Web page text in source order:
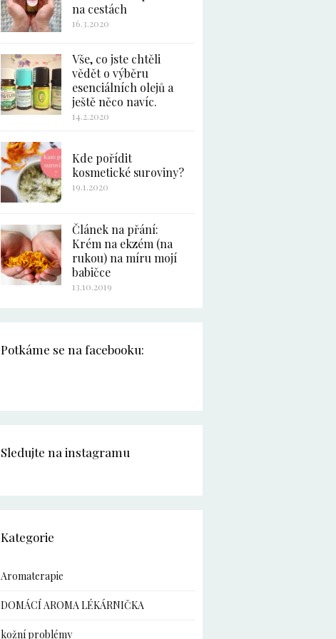
na cestách
16.3.2020
Vše, co jste chtěli
vědět o výběru
esenciálních olejů a
ještě něco navíc.
14.2.2020
Kde pořídit
kosmetické suroviny?
19.1.2020
Článek na přání:
Krém na ekzém (na
rukou) na míru mojí
babičce
13.10.2019
Potkáme se na facebooku:
Sledujte na instagramu
Kategorie
Aromaterapie
DOMÁCÍ AROMA LÉKÁRNIČKA
kožní problémy